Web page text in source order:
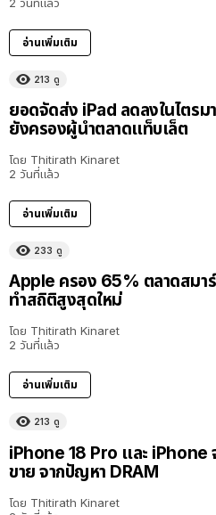
อ่านเพิ่มเติม
213 ดู
ยอดจัดส่ง iPad ลดลงในไตร
ยังครองผู้นำตลาดแท็บเล็ต
โดย Thitirath Kinaret
2 วันที่แล้ว
อ่านเพิ่มเติม
233 ดู
Apple ครอง 65% ตลาดสมา
ทำสถิติสูงสุดใหม่
โดย Thitirath Kinaret
2 วันที่แล้ว
อ่านเพิ่มเติม
213 ดู
iPhone 18 Pro และ iPhone
ขาย จากปัญหา DRAM
โดย Thitirath Kinaret